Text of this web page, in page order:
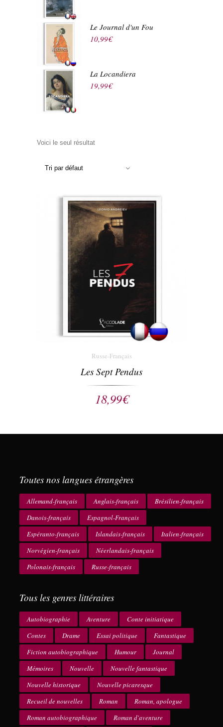
Le Journal d'un Fou
10,99€
La Locandiera
19,99€
Voici le seul résultat
Tri par défaut
Russe-Français
Les Sept Pendus
18,99€
Toutes nos langues étrangères
Allemand-français Anglais-français
Brésilien-français
Danois-français
Espagnol-Français
Espéranto-français
Islandais-français
Italien-français
Norvégien-français
Néerlandais-français
Polonais-français
Russe-français
Tous les genres littéraires
Autobiographie Aventure
Conte initiatique
Contes
Drame Essai politique
Fantastique
Fiction autobiographique
Humour
Journal
Mémoires
Nouvelle
Nouvelle fantastique
Nouvelle historique
Nouvelle picaresque
Recueil de nouvelles
Roman
Roman, apologue
Roman autobiographique
Roman d'aventure